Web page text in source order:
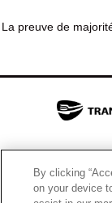
La preuve de
By clicking
on your device